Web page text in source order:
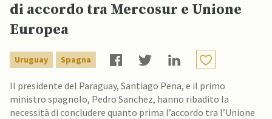
di accordo tra Mercosur e Unione
Europea
Uruguay Spagna
Il presidente del Paraguay, Santiago Pena, e il primo
ministro spagnolo, Pedro Sanchez, hanno ribadito la
necessità di concludere quanto prima l’accordo tra l’Unione